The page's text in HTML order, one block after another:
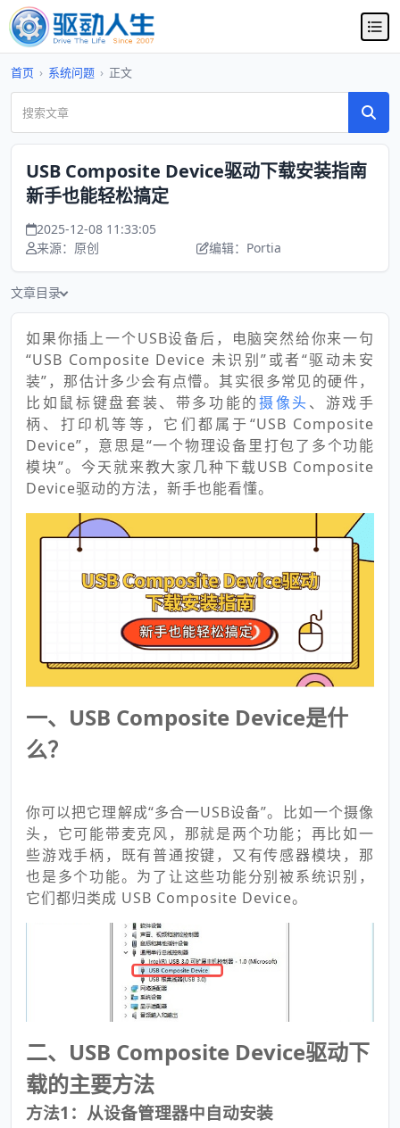
首页 › 系统问题 › 正文
USB Composite Device驱动下载安装指南
新手也能轻松搞定
2025-12-08 11:33:05
来源：原创
编辑：Portia
文章目录
如果你插上一个USB设备后，电脑突然给你来一句
“USB Composite Device 未识别”或者“驱动未安
装”，那估计多少会有点懵。其实很多常见的硬件，
比如鼠标键盘套装、带多功能的摄像头、游戏手
柄、打印机等等，它们都属于“USB Composite
Device”，意思是“一个物理设备里打包了多个功能
模块”。今天就来教大家几种下载USB Composite
Device驱动的方法，新手也能看懂。
一、USB Composite Device是什
么？
你可以把它理解成“多合一USB设备”。比如一个摄像
头，它可能带麦克风，那就是两个功能；再比如一
些游戏手柄，既有普通按键，又有传感器模块，那
也是多个功能。为了让这些功能分别被系统识别，
它们都归类成 USB Composite Device。
二、USB Composite Device驱动下
载的主要方法
方法1：从设备管理器中自动安装